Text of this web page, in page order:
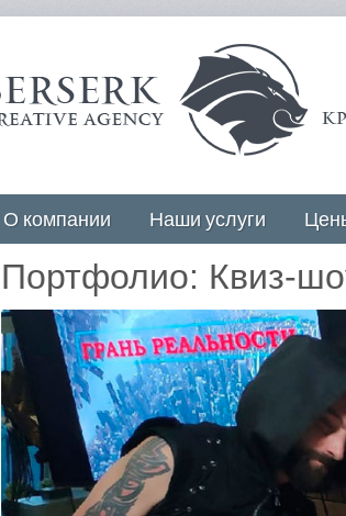
О компании Наши услуги
Портфолио: Квиз-